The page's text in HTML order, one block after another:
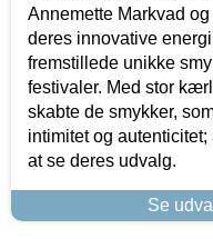
Annemette Markvad
deres innovative
fremstillede unikke
festivaler. Med stor
skabte de smykker,
intimitet og
at se deres udvalg.
Se